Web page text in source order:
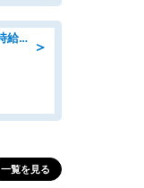
＞
梱包・仕分け・検品/働きやすくて高時給の仕分け作業長期休暇充実/残業なし
一覧を見る